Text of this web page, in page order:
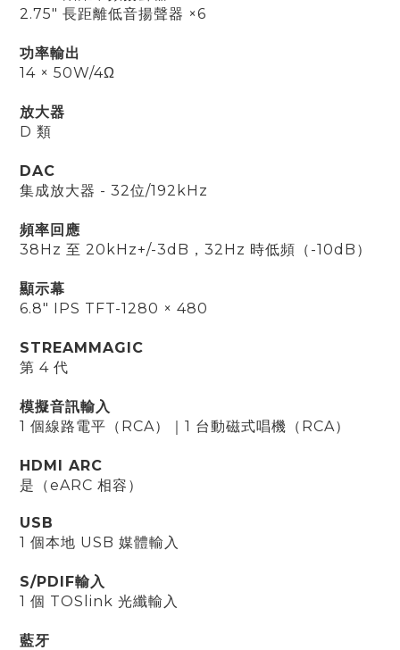
2.75" 長距離低音揚聲器 ×6
功率輸出
14 × 50W/4Ω
放大器
D 類
DAC
集成放大器 - 32位/192kHz
頻率回應
38Hz 至 20kHz+/-3dB，32Hz 時低頻（-10dB）
顯示幕
6.8" IPS TFT-1280 × 480
STREAMMAGIC
第 4 代
模擬音訊輸入
1 個線路電平（RCA）
｜ 1 台動磁式唱機（RCA）
HDMI ARC
是（eARC 相容）
USB
1 個本地 USB 媒體輸入
S/PDIF輸入
1 個 TOSlink 光纖輸入
藍牙